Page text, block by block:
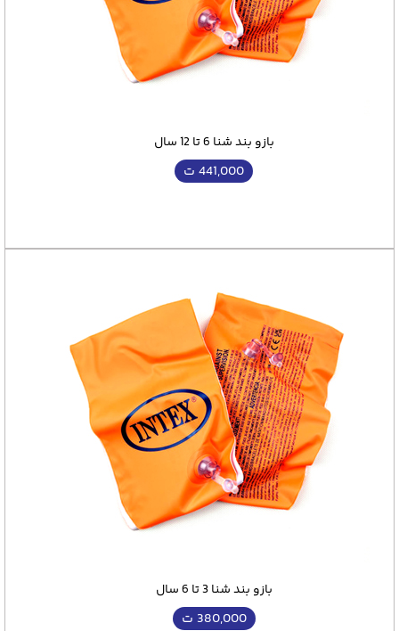
بازو بند شنا 6 تا 12 سال
441,000 ت
بازو بند شنا 3 تا 6 سال
380,000 ت